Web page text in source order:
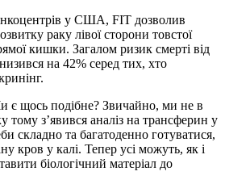
у США, FIT дозволив
раку лівої сторони товстої
кишки. Загалом ризик смерті від
на 42% серед тих, хто
є щось подібне? Звичайно, ми не в
тому з’явився аналіз на трансферин у
складно та багатоденно готуватися,
кров у калі. Тепер усі можуть, як і
біологічний матеріал до